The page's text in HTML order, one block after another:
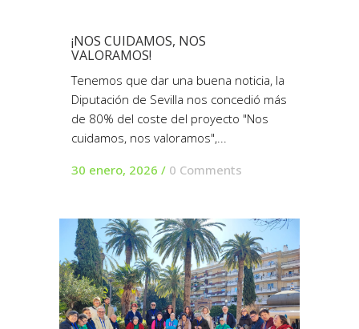
¡NOS CUIDAMOS, NOS
VALORAMOS!
Tenemos que dar una buena noticia, la
Diputación de Sevilla nos concedió más
de 80% del coste del proyecto "Nos
cuidamos, nos valoramos",...
30 enero, 2026 / 0 Comments